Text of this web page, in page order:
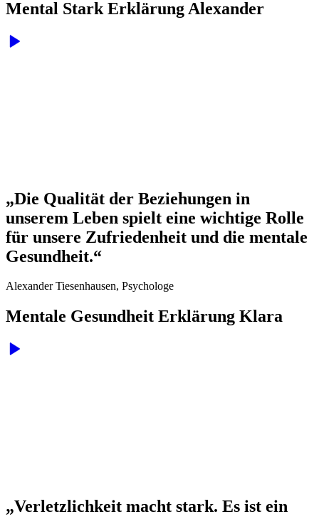
Mental Stark Erklärung Alexander
„Die Qualität der Beziehungen in
unserem Leben spielt eine wichtige Rolle
für unsere Zufriedenheit und die mentale
Gesundheit.“
Alexander Tiesenhausen, Psychologe
Mentale Gesundheit Erklärung Klara
„Verletzlichkeit macht stark. Es ist ein